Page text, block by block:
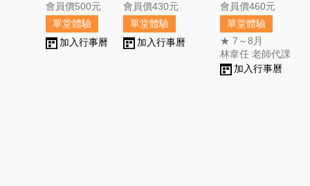
會員價500元
單堂體驗
加入行事曆
會員價430元
單堂體驗
加入行事曆
會員價460元
單堂體驗
★ 7～8月
林韋任 老師代課
加入行事曆